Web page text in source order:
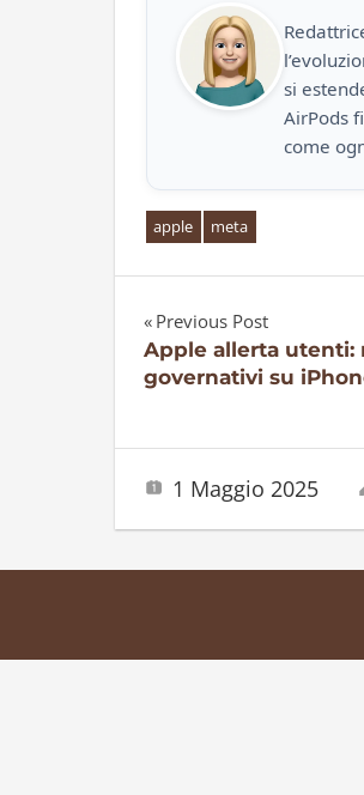
si
AirPods
come
apple meta
Navigazione
articoli
Previous Post
Apple allerta utenti:
governativi su
1 Maggio 2025